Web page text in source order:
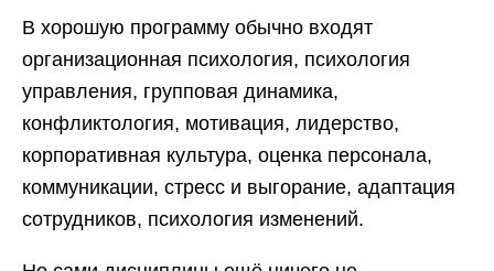
В хорошую программу обычно входят
организационная психология, психология
управления, групповая динамика,
конфликтология, мотивация, лидерство,
корпоративная культура, оценка персонала,
коммуникации, стресс и выгорание, адаптация
сотрудников, психология изменений.